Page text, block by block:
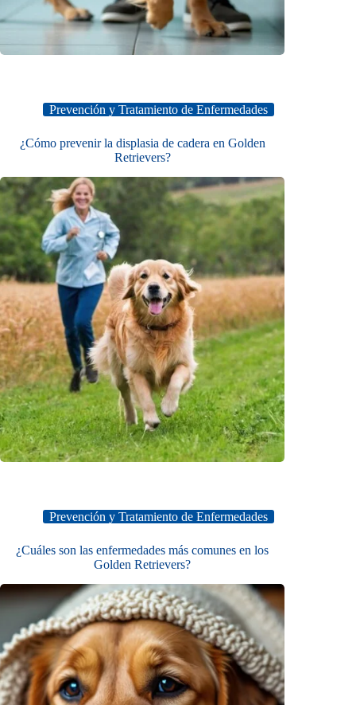
Prevención y Tratamiento de Enfermedades
¿Cómo prevenir la displasia de cadera en Golden
Retrievers?
Prevención y Tratamiento de Enfermedades
¿Cuáles son las enfermedades más comunes en los
Golden Retrievers?